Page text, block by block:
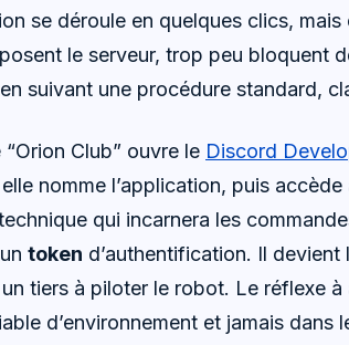
se déroule en quelques clics,
le serveur, trop peu bloquent
suivant une procédure standard,
Club” ouvre le Discord
nomme l’application, puis accède
qui incarnera les
token d’authentification. Il
tiers à piloter le robot. Le réflexe à
d’environnement et jamais dans